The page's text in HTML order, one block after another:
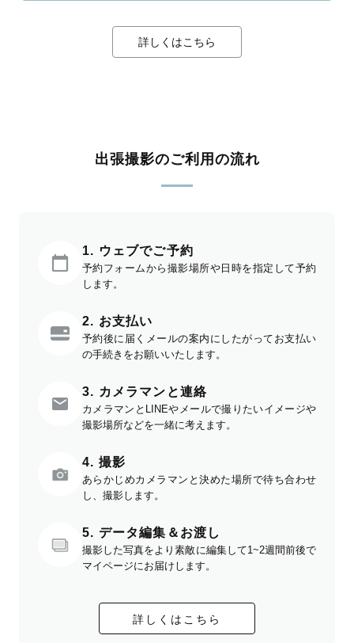
詳しくはこちら
出張撮影のご利用の流れ
1. ウェブでご予約
予約フォームから撮影場所や日時を指定して予約
します。
2. お支払い
予約後に届くメールの案内にしたがってお支払い
の手続きをお願いいたします。
3. カメラマンと連絡
カメラマンとLINEやメールで撮りたいイメージや
撮影場所などを一緒に考えます。
4. 撮影
あらかじめカメラマンと決めた場所で待ち合わせ
し、撮影します。
5. データ編集＆お渡し
撮影した写真をより素敵に編集して1~2週間前後で
マイページにお届けします。
詳しくはこちら